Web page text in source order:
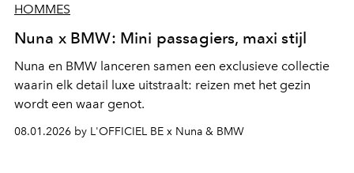
HOMMES
Nuna x BMW: Mini passagiers, maxi stijl
Nuna en BMW lanceren samen een exclusieve collectie
waarin elk detail luxe uitstraalt: reizen met het gezin
wordt een waar genot.
08.01.2026 by L'OFFICIEL BE x Nuna & BMW